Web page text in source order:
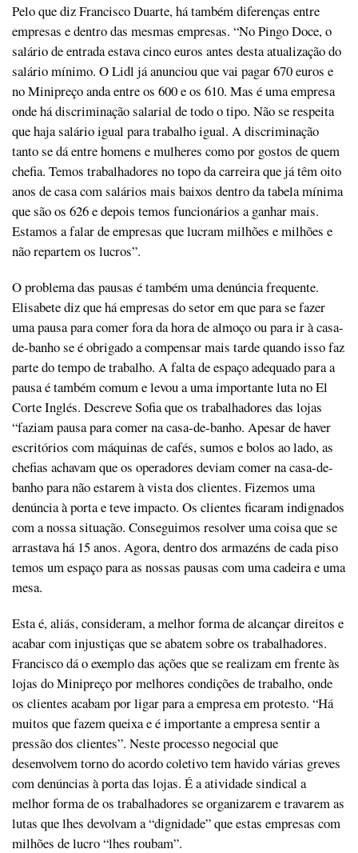
Pelo que diz Francisco Duarte, há também diferenças entre
empresas e dentro das mesmas empresas. “No Pingo Doce, o
salário de entrada estava cinco euros antes desta atualização do
salário mínimo. O Lidl já anunciou que vai pagar 670 euros e
no Minipreço anda entre os 600 e os 610. Mas é uma empresa
onde há discriminação salarial de todo o tipo. Não se respeita
que haja salário igual para trabalho igual. A discriminação
tanto se dá entre homens e mulheres como por gostos de quem
chefia. Temos trabalhadores no topo da carreira que já têm oito
anos de casa com salários mais baixos dentro da tabela mínima
que são os 626 e depois temos funcionários a ganhar mais.
Estamos a falar de empresas que lucram milhões e milhões e
não repartem os lucros”.
O problema das pausas é também uma denúncia frequente.
Elisabete diz que há empresas do setor em que para se fazer
uma pausa para comer fora da hora de almoço ou para ir à casa-
de-banho se é obrigado a compensar mais tarde quando isso faz
parte do tempo de trabalho. A falta de espaço adequado para a
pausa é também comum e levou a uma importante luta no El
Corte Inglés. Descreve Sofia que os trabalhadores das lojas
“faziam pausa para comer na casa-de-banho. Apesar de haver
escritórios com máquinas de cafés, sumos e bolos ao lado, as
chefias achavam que os operadores deviam comer na casa-de-
banho para não estarem à vista dos clientes. Fizemos uma
denúncia à porta e teve impacto. Os clientes ficaram indignados
com a nossa situação. Conseguimos resolver uma coisa que se
arrastava há 15 anos. Agora, dentro dos armazéns de cada piso
temos um espaço para as nossas pausas com uma cadeira e uma
mesa.
Esta é, aliás, consideram, a melhor forma de alcançar direitos e
acabar com injustiças que se abatem sobre os trabalhadores.
Francisco dá o exemplo das ações que se realizam em frente às
lojas do Minipreço por melhores condições de trabalho, onde
os clientes acabam por ligar para a empresa em protesto. “Há
muitos que fazem queixa e é importante a empresa sentir a
pressão dos clientes”. Neste processo negocial que
desenvolvem torno do acordo coletivo tem havido várias greves
com denúncias à porta das lojas. É a atividade sindical a
melhor forma de os trabalhadores se organizarem e travarem as
lutas que lhes devolvam a “dignidade” que estas empresas com
milhões de lucro “lhes roubam”.